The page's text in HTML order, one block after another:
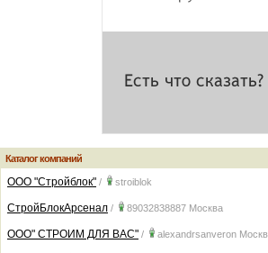
Каталог компаний
ООО "Стройблок" / stroiblok
СтройБлокАрсенал / 89032838887 Москва
ООО" СТРОИМ ДЛЯ ВАС" / alexandrsanveron